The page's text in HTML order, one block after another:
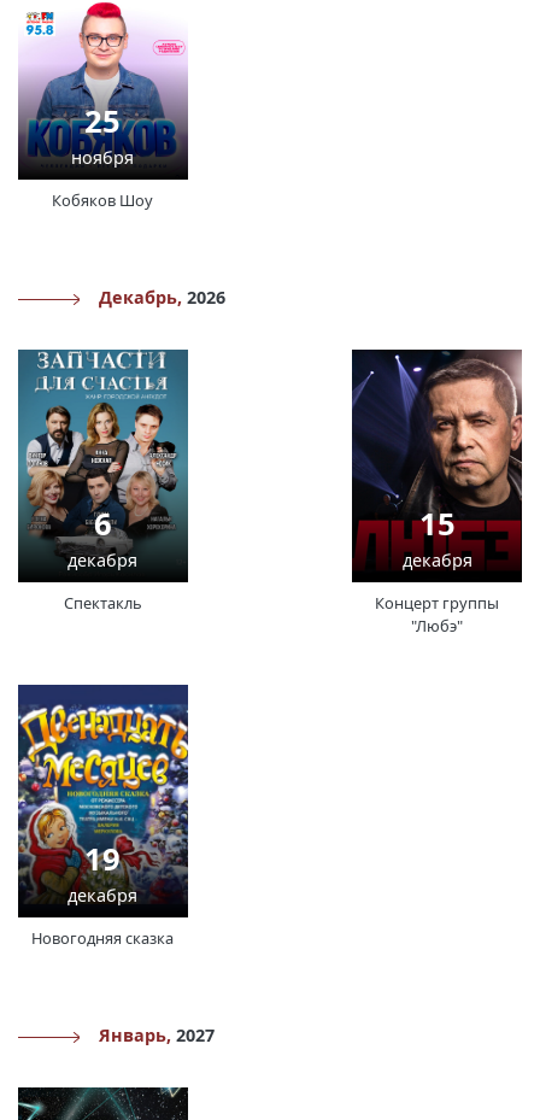
25
ноября
Кобяков Шоу
Декабрь,2026
6
декабря
Спектакль
15
декабря
Концерт группы
"Любэ"
19
декабря
Новогодняя сказка
Январь,2027